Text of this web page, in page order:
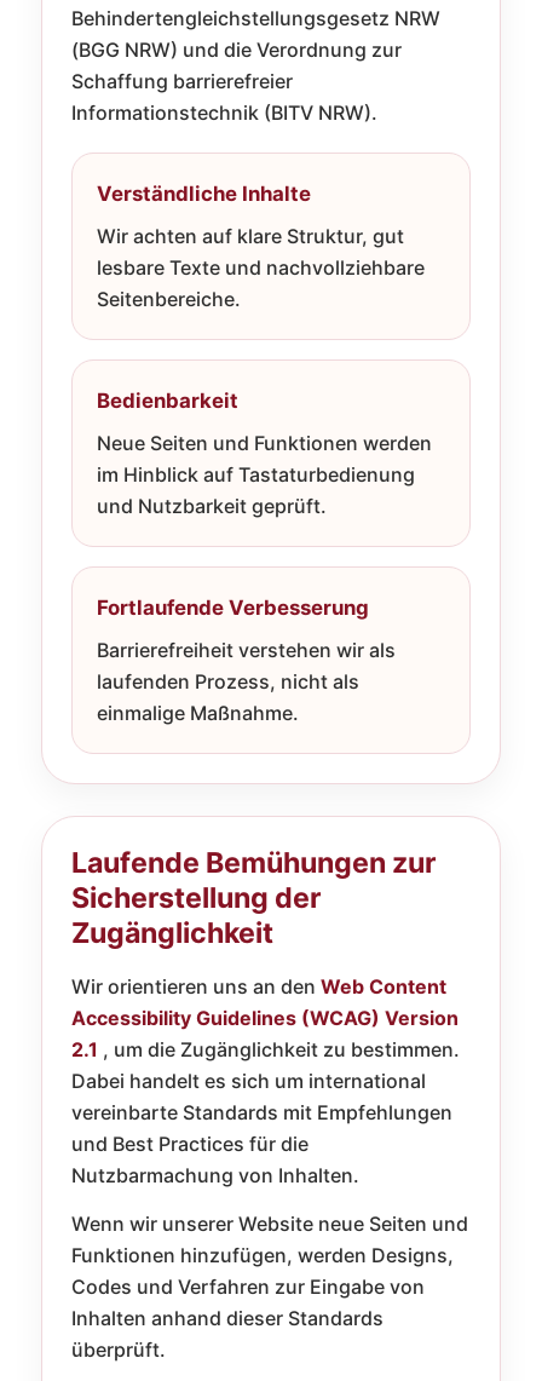
Behindertengleichstellungsgesetz NRW
(BGG NRW) und die Verordnung zur
Schaffung barrierefreier
Informationstechnik (BITV NRW).
Verständliche Inhalte
Wir achten auf klare Struktur, gut
lesbare Texte und nachvollziehbare
Seitenbereiche.
Bedienbarkeit
Neue Seiten und Funktionen werden
im Hinblick auf Tastaturbedienung
und Nutzbarkeit geprüft.
Fortlaufende Verbesserung
Barrierefreiheit verstehen wir als
laufenden Prozess, nicht als
einmalige Maßnahme.
Laufende Bemühungen zur
Sicherstellung der
Zugänglichkeit
Wir orientieren uns an den Web Content
Accessibility Guidelines (WCAG) Version
2.1 , um die Zugänglichkeit zu bestimmen.
Dabei handelt es sich um international
vereinbarte Standards mit Empfehlungen
und Best Practices für die
Nutzbarmachung von Inhalten.
Wenn wir unserer Website neue Seiten und
Funktionen hinzufügen, werden Designs,
Codes und Verfahren zur Eingabe von
Inhalten anhand dieser Standards
überprüft.